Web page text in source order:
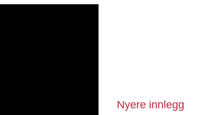
Nyere innlegg